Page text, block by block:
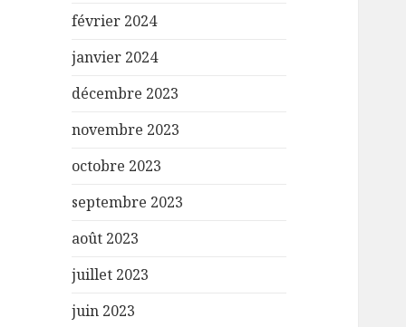
février 2024
janvier 2024
décembre 2023
novembre 2023
octobre 2023
septembre 2023
août 2023
juillet 2023
juin 2023